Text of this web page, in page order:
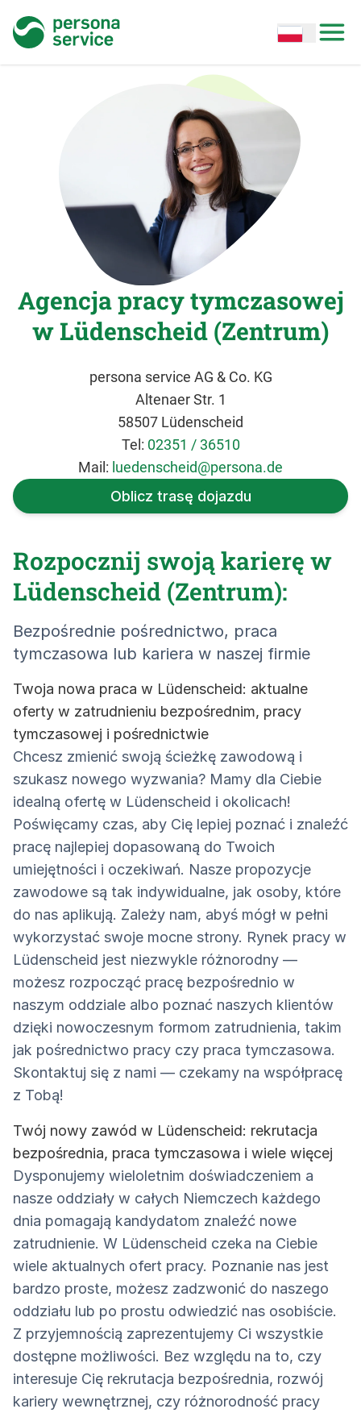
persona service Open options
Agencja pracy tymczasowej
w Lüdenscheid (Zentrum)
persona service AG & Co. KG
Altenaer Str. 1
58507 Lüdenscheid
Tel: 02351 / 36510
Mail: luedenscheid@persona.de
Oblicz trasę dojazdu
Rozpocznij swoją karierę w
Lüdenscheid (Zentrum):
Bezpośrednie pośrednictwo, praca
tymczasowa lub kariera w naszej firmie
Twoja nowa praca w Lüdenscheid: aktualne
oferty w zatrudnieniu bezpośrednim, pracy
tymczasowej i pośrednictwie
Chcesz zmienić swoją ścieżkę zawodową i
szukasz nowego wyzwania? Mamy dla Ciebie
idealną ofertę w Lüdenscheid i okolicach!
Poświęcamy czas, aby Cię lepiej poznać i znaleźć
pracę najlepiej dopasowaną do Twoich
umiejętności i oczekiwań. Nasze propozycje
zawodowe są tak indywidualne, jak osoby, które
do nas aplikują. Zależy nam, abyś mógł w pełni
wykorzystać swoje mocne strony. Rynek pracy w
Lüdenscheid jest niezwykle różnorodny —
możesz rozpocząć pracę bezpośrednio w
naszym oddziale albo poznać naszych klientów
dzięki nowoczesnym formom zatrudnienia, takim
jak pośrednictwo pracy czy praca tymczasowa.
Skontaktuj się z nami — czekamy na współpracę
z Tobą!
Twój nowy zawód w Lüdenscheid: rekrutacja
bezpośrednia, praca tymczasowa i wiele więcej
Dysponujemy wieloletnim doświadczeniem a
nasze oddziały w całych Niemczech każdego
dnia pomagają kandydatom znaleźć nowe
zatrudnienie. W Lüdenscheid czeka na Ciebie
wiele aktualnych ofert pracy. Poznanie nas jest
bardzo proste, możesz zadzwonić do naszego
oddziału lub po prostu odwiedzić nas osobiście.
Z przyjemnością zaprezentujemy Ci wszystkie
dostępne możliwości. Bez względu na to, czy
interesuje Cię rekrutacja bezpośrednia, rozwój
kariery wewnętrznej, czy różnorodność pracy